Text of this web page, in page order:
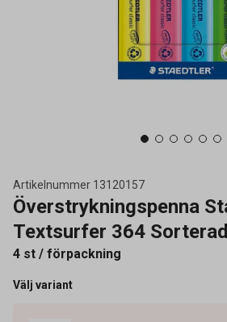
Artikelnummer 13120157
Överstrykningspenna
Textsurfer 364
4 st / förpackning
Välj variant